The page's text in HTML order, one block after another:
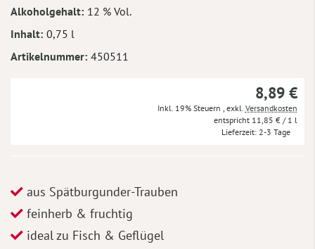
Alkoholgehalt 12 % Vol.
Inhalt 0,75 l
Artikelnummer 450511
8,89 €
Inkl. 19% Steuern exkl. Versandkosten
11,85 € / 1 l
Lieferzeit 2-3 Tage
aus Spätburgunder-Trauben
feinherb & fruchtig
ideal zu Fisch & Geflügel